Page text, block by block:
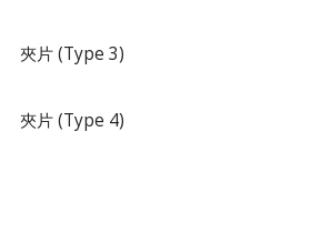
夾片 (Type 3)
夾片 (Type 4)